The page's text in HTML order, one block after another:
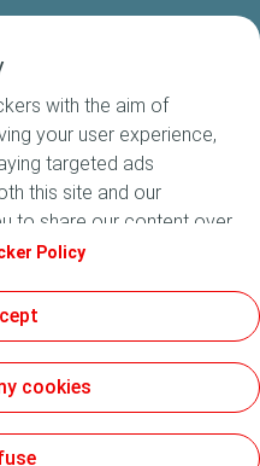
de Vente
with the aim of
your user experience,
targeted ads
this site and our
to share our content over
French legislation,
settings at any time
button. By clicking
that we may store all
on "Decline", only the
especially
Policy
cookies